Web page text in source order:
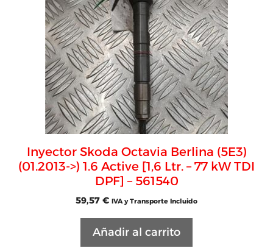
Inyector Skoda Octavia Berlina (5E3)
(01.2013->) 1.6 Active [1,6 Ltr. – 77 kW TDI
DPF] – 561540
59,57 € IVA y Transporte Incluido
Añadir al carrito